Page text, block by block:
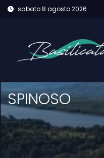
sabato 8 agosto 2026
SPINOSO